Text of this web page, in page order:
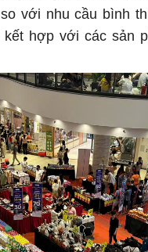
với nhu cầu bình
hợp với các sản